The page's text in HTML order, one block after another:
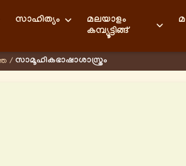
സാഹിത്യം
മലയാളം
കമ്പ്യൂട്ടിങ്ങ്
/ സാമൂഹികഭാഷാശാസ്ത്രം